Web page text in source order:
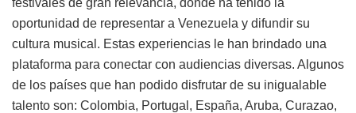
oportunidad de representar a Venezuela y difundir su
cultura musical. Estas experiencias le han brindado una
plataforma para conectar con audiencias diversas. Algunos
de los países que han podido disfrutar de su inigualable
talento son: Colombia, Portugal, España, Aruba, Curazao,